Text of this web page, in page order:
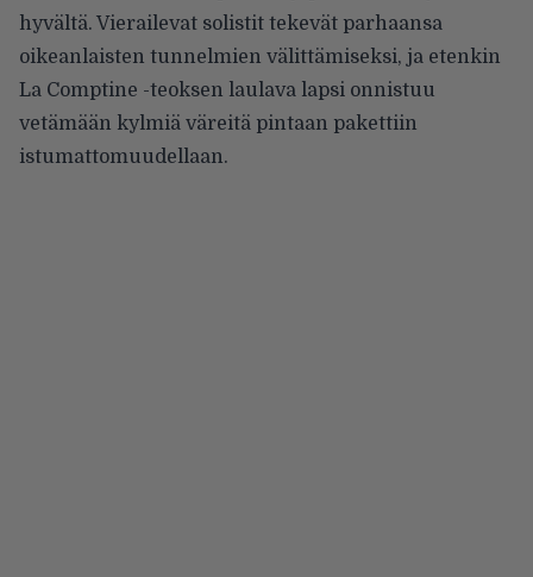
hyvältä. Vierailevat solistit tekevät parhaansa
oikeanlaisten tunnelmien välittämiseksi, ja etenkin
La Comptine -teoksen laulava lapsi onnistuu
vetämään kylmiä väreitä pintaan pakettiin
istumattomuudellaan.